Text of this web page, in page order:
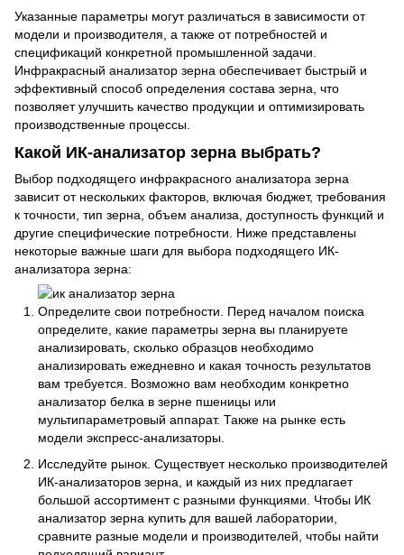
Указанные параметры могут различаться в зависимости от
модели и производителя, а также от потребностей и
спецификаций конкретной промышленной задачи.
Инфракрасный анализатор зерна обеспечивает быстрый и
эффективный способ определения состава зерна, что
позволяет улучшить качество продукции и оптимизировать
производственные процессы.
Какой ИК-анализатор зерна выбрать?
Выбор подходящего инфракрасного анализатора зерна
зависит от нескольких факторов, включая бюджет, требования
к точности, тип зерна, объем анализа, доступность функций и
другие специфические потребности. Ниже представлены
некоторые важные шаги для выбора подходящего ИК-
анализатора зерна:
Определите свои потребности. Перед началом поиска
определите, какие параметры зерна вы планируете
анализировать, сколько образцов необходимо
анализировать ежедневно и какая точность результатов
вам требуется. Возможно вам необходим конкретно
анализатор белка в зерне пшеницы или
мультипараметровый аппарат. Также на рынке есть
модели экспресс-анализаторы.
Исследуйте рынок. Существует несколько производителей
ИК-анализаторов зерна, и каждый из них предлагает
большой ассортимент с разными функциями. Чтобы ИК
анализатор зерна купить для вашей лаборатории,
сравните разные модели и производителей, чтобы найти